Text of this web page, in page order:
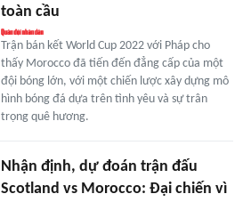
toàn cầu
Trận bán kết World Cup 2022 với Pháp cho
thấy Morocco đã tiến đến đẳng cấp của một
đội bóng lớn, với một chiến lược xây dựng mô
hình bóng đá dựa trên tình yêu và sự trân
trọng quê hương.
Nhận định, dự đoán trận đấu
Scotland vs Morocco: Đại chiến vì